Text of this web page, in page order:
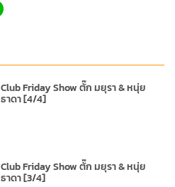
Club Friday Show ตั๊ก มยุรา & หนุ่ย
ธาดา [4/4]
Club Friday Show ตั๊ก มยุรา & หนุ่ย
ธาดา [3/4]